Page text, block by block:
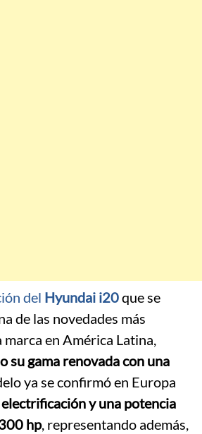
del Hyundai i20que se
de las novedades más
en América Latina,
su gama renovada con una
ya se confirmó en Europa
electrificación y una potencia
hp, representando además,